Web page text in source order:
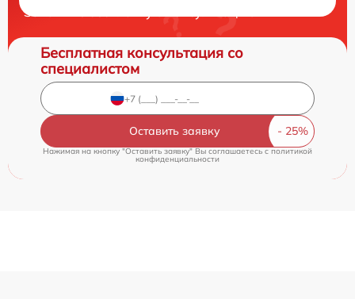
Закажите бесплатную консультацию
Бесплатная консультация со
специалистом
Оставить заявку
Нажимая на кнопку "Оставить заявку" Вы соглашаетесь cполитикой
конфиденциальности